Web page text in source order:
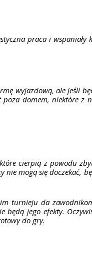
praca i wspaniały
wyjazdową, ale jeśli
domem, niektóre z
cierpią z powodu
nie mogą się doczekać,
turnieju da
będą jego efekty.
do gry.